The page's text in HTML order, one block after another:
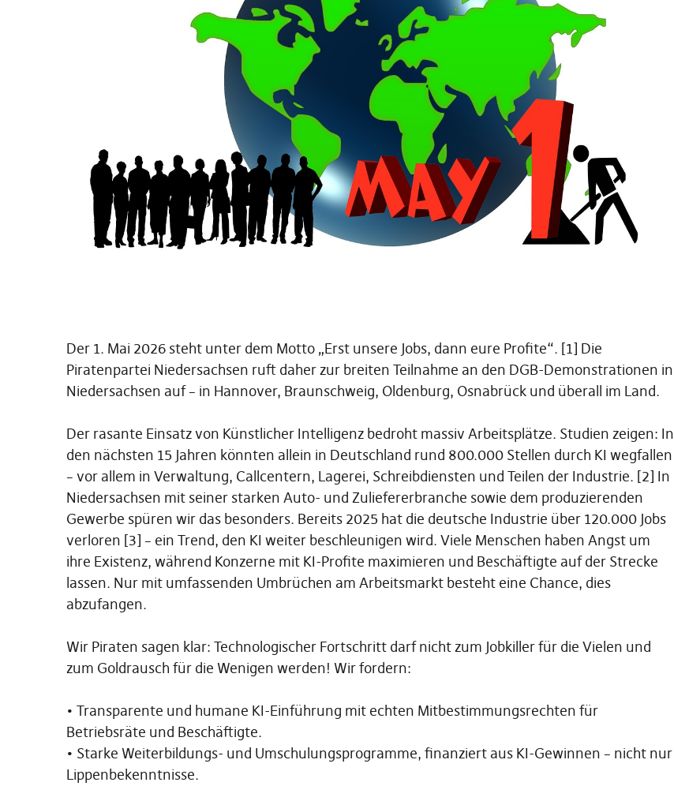
Der 1. Mai 2026 steht unter dem Motto „Erst unsere Jobs, dann eure Profite“. [1] Die
Piratenpartei Niedersachsen ruft daher zur breiten Teilnahme an den DGB-Demonstrationen in
Niedersachsen auf – in Hannover, Braunschweig, Oldenburg, Osnabrück und überall im Land.
Der rasante Einsatz von Künstlicher Intelligenz bedroht massiv Arbeitsplätze. Studien zeigen: In
den nächsten 15 Jahren könnten allein in Deutschland rund 800.000 Stellen durch KI wegfallen
– vor allem in Verwaltung, Callcentern, Lagerei, Schreibdiensten und Teilen der Industrie. [2] In
Niedersachsen mit seiner starken Auto- und Zuliefererbranche sowie dem produzierenden
Gewerbe spüren wir das besonders. Bereits 2025 hat die deutsche Industrie über 120.000 Jobs
verloren [3] – ein Trend, den KI weiter beschleunigen wird. Viele Menschen haben Angst um
ihre Existenz, während Konzerne mit KI-Profite maximieren und Beschäftigte auf der Strecke
lassen. Nur mit umfassenden Umbrüchen am Arbeitsmarkt besteht eine Chance, dies
abzufangen.
Wir Piraten sagen klar: Technologischer Fortschritt darf nicht zum Jobkiller für die Vielen und
zum Goldrausch für die Wenigen werden! Wir fordern:
• Transparente und humane KI-Einführung mit echten Mitbestimmungsrechten für
Betriebsräte und Beschäftigte.
• Starke Weiterbildungs- und Umschulungsprogramme, finanziert aus KI-Gewinnen – nicht nur
Lippenbekenntnisse.